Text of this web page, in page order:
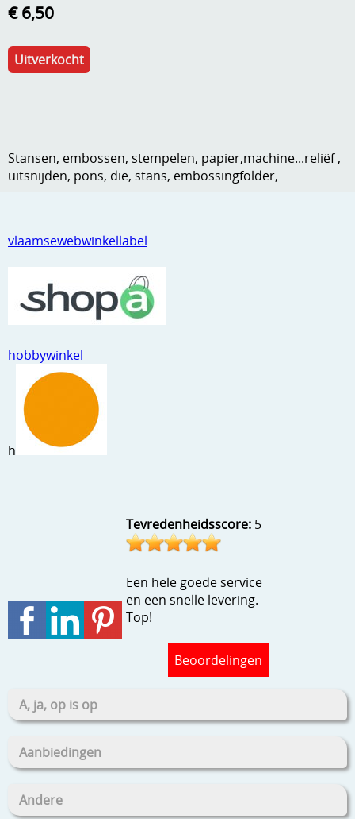
Hechtingsmaterialen
Hout , MDF, kartonmateriaal, steen
Leuke versieringen
Netjes opbergen
Ponsen
Snijmaterialen
Speciaal papier
Stans machine en embossing machines
Wat nog, een creatief kijkje
vlaamsewebwinkellabel
hobbywinkel
h
Tevredenheidsscore: 5
Een hele goede service
en een snelle levering.
Top!
Beoordelingen
A, ja, op is op
Aanbiedingen
Andere
€ 6,50
Uitverkocht
Stansen, embossen, stempelen, papier,machine...reliëf ,
uitsnijden, pons, die, stans, embossingfolder,